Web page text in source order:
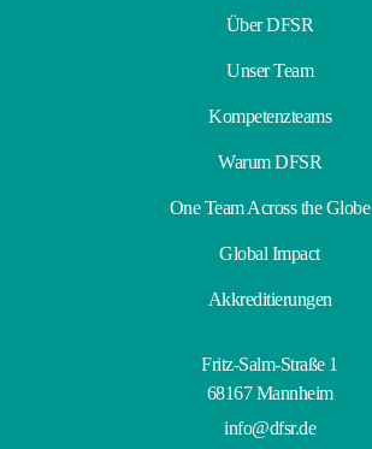
Über DFSR
Unser Team
Kompetenzteams
Warum DFSR
One Team Across the Globe
Global Impact
Akkreditierungen
Fritz-Salm-Straße 1
68167 Mannheim
info@dfsr.de